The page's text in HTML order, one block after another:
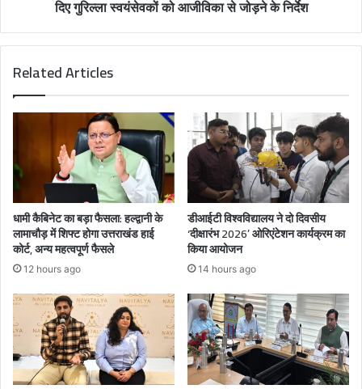
दिए गुरिल्ला स्वयंसेवकों को आजीविका से जोड़ने के निर्देश
Related Articles
धामी कैबिनेट का बड़ा फैसला: हल्द्वानी के
लामाचौड़ में शिफ्ट होगा उत्तराखंड हाई
कोर्ट, अन्य महत्वपूर्ण फैसले
12 hours ago
डीआईटी विश्वविद्यालय ने दो दिवसीय
‘दीक्षारंभ 2026’ ओरिएंटेशन कार्यक्रम का
किया आयोजन
14 hours ago